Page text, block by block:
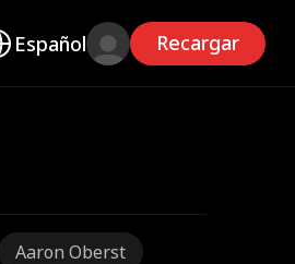
Español Recargar
Aaron Oberst